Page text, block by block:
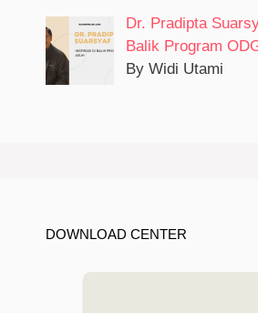
Dr. Pradipta
Balik Program
By Widi Utami
DOWNLOAD CENTER